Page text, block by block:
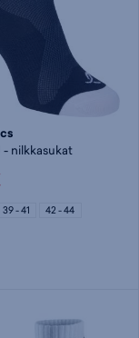
- nilkkasukat
39 - 41
42 - 44